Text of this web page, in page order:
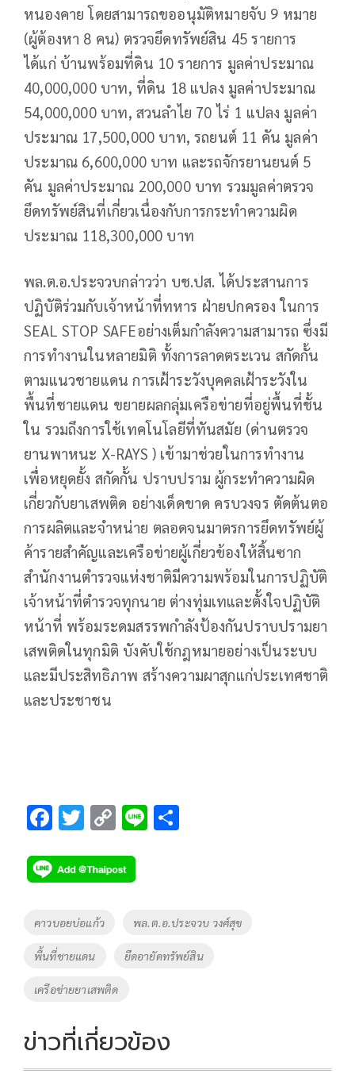
หนองคาย โดยสามารถขออนุมัติหมายจับ 9 หมาย
(ผู้ต้องหา 8 คน) ตรวจยึดทรัพย์สิน 45 รายการ
ได้แก่ บ้านพร้อมที่ดิน 10 รายการ มูลค่าประมาณ
40,000,000 บาท, ที่ดิน 18 แปลง มูลค่าประมาณ
54,000,000 บาท, สวนลำไย 70 ไร่ 1 แปลง มูลค่า
ประมาณ 17,500,000 บาท, รถยนต์ 11 คัน มูลค่า
ประมาณ 6,600,000 บาท และรถจักรยานยนต์ 5
คัน มูลค่าประมาณ 200,000 บาท รวมมูลค่าตรวจ
ยึดทรัพย์สินที่เกี่ยวเนื่องกับการกระทำความผิด
ประมาณ 118,300,000 บาท
พล.ต.อ.ประจวบกล่าวว่า บช.ปส. ได้ประสานการ
ปฏิบัติร่วมกับเจ้าหน้าที่ทหาร ฝ่ายปกครอง ในการ
SEAL STOP SAFEอย่างเต็มกำลังความสามารถ ซึ่งมี
การทำงานในหลายมิติ ทั้งการลาดตระเวน สกัดกั้น
ตามแนวชายแดน การเฝ้าระวังบุคคลเฝ้าระวังใน
พื้นที่ชายแดน ขยายผลกลุ่มเครือข่ายที่อยู่พื้นที่ชั้น
ใน รวมถึงการใช้เทคโนโลยีที่ทันสมัย (ด่านตรวจ
ยานพาหนะ X-RAYS ) เข้ามาช่วยในการทำงาน
เพื่อหยุดยั้ง สกัดกั้น ปราบปราม ผู้กระทำความผิด
เกี่ยวกับยาเสพติด อย่างเด็ดขาด ครบวงจร ตัดต้นตอ
การผลิตและจำหน่าย ตลอดจนมาตรการยึดทรัพย์ผู้
ค้ารายสำคัญและเครือข่ายผู้เกี่ยวข้องให้สิ้นซาก
สำนักงานตำรวจแห่งชาติมีความพร้อมในการปฏิบัติ
เจ้าหน้าที่ตำรวจทุกนาย ต่างทุ่มเทและตั้งใจปฏิบัติ
หน้าที่ พร้อมระดมสรรพกำลังป้องกันปราบปรามยา
เสพติดในทุกมิติ บังคับใช้กฎหมายอย่างเป็นระบบ
และมีประสิทธิภาพ สร้างความผาสุกแก่ประเทศชาติ
และประชาชน
F
e
b
o
o
k
T
tt
er
C
p
y
Li
n
k
Li
Tags
คาวบอยบ่อแก้ว พล.ต.อ.ประจวบ วงศ์สุข
พื้นที่ชายแดน ยึดอายัดทรัพย์สิน
เครือข่ายยาเสพติด
ข่าวที่เกี่ยวข้อง